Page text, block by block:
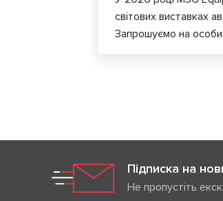
світових виставках
Запрошуємо на
Підписка на
Не пропустіть